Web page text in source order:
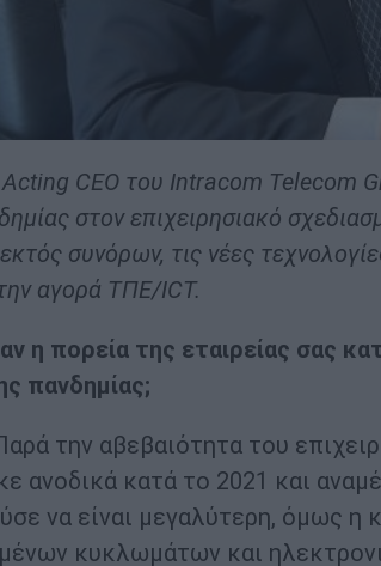
CEO του Intracom Telecom
στον επιχειρησιακό
συνόρων, τις νέες
αγορά ΤΠΕ/ICT.
η πορεία της εταιρείας σας
πανδημίας;
την αβεβαιότητα του
ανοδικά κατά το 2021 και
να είναι μεγαλύτερη, όμως η
κυκλωμάτων και